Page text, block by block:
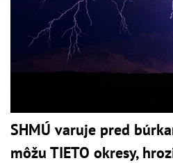
SHMÚ varuje pred
môžu TIETO okresy,